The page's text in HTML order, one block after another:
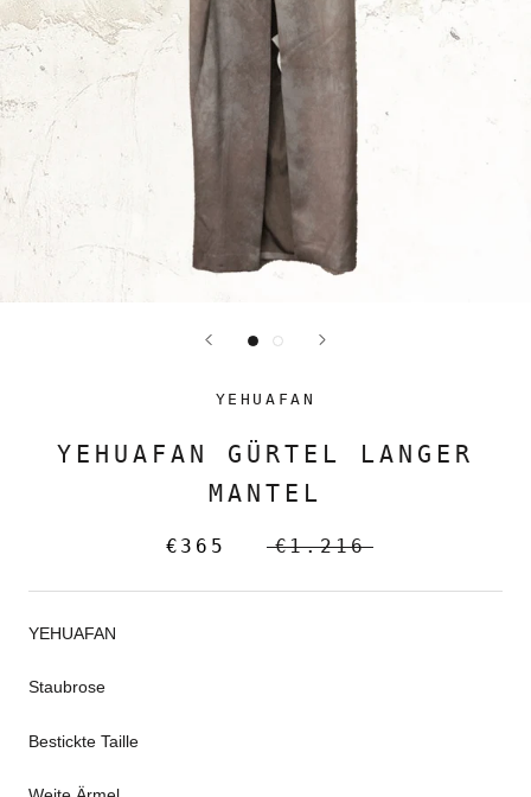
YEHUAFAN
YEHUAFAN GÜRTEL LANGER
MANTEL
€365 €1.216
YEHUAFAN
Staubrose
Bestickte Taille